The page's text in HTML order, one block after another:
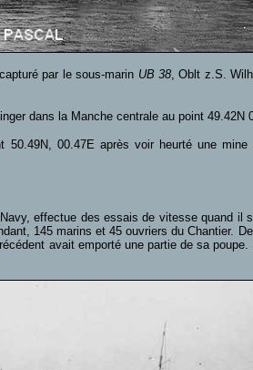
par le sous-marin UB 38, Oblt z.S.
dans la Manche centrale au point 49.42N
00.47E après voir heurté une mine
effectue des essais de vitesse quand il
145 marins et 45 ouvriers du Chantier.
avait emporté une partie de sa